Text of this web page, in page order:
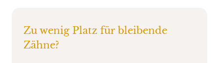
Zu wenig Platz für bleibende
Zähne?